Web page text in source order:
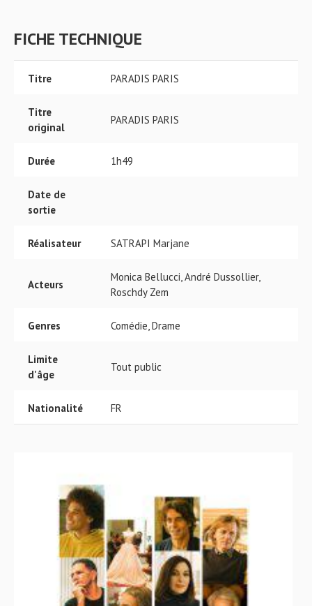
FICHE TECHNIQUE
Titre PARADIS PARIS
Titre
original
PARADIS PARIS
Durée 1h49
Date de
sortie
Réalisateur SATRAPI Marjane
Acteurs
Monica Bellucci, André Dussollier,
Roschdy Zem
Genres Comédie, Drame
Limite
d'âge
Tout public
Nationalité FR